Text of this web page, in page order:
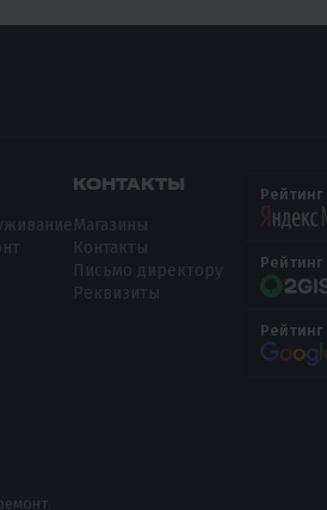
КОНТАКТЫ
Магазины
Контакты
Письмо директору
Реквизиты
Рейтинг
Рейтинг
Рейтинг